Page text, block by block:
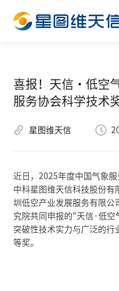
喜报！天信・低空
服务协会科学技术
星图维天信
近日，2025年度中国气象
中科星图维天信科技股份
圳低空产业发展服务有限公
究院共同申报的"天信·低
突破性技术实力与广泛的行
等奖。